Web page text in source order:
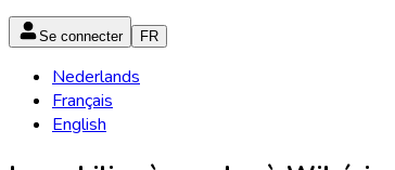
Se connecter FR
Nederlands
Français
English